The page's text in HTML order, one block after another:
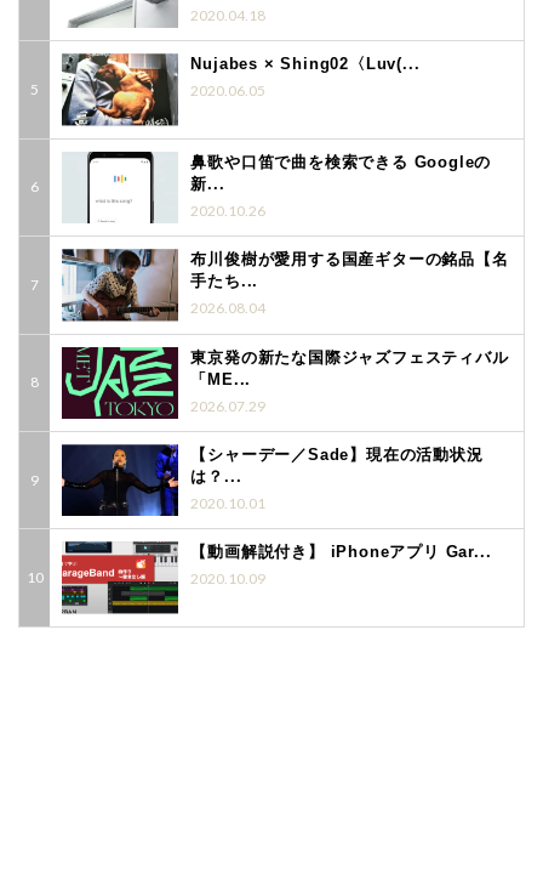
2020.04.18
Nujabes × Shing02〈Luv(...
2020.06.05
鼻歌や口笛で曲を検索できる Googleの
新...
2020.10.26
布川俊樹が愛用する国産ギターの銘品【名
手たち...
2026.08.04
東京発の新たな国際ジャズフェスティバル
「ME...
2026.07.29
【シャーデー／Sade】現在の活動状況
は？...
2020.10.01
【動画解説付き】 iPhoneアプリ Gar...
2020.10.09